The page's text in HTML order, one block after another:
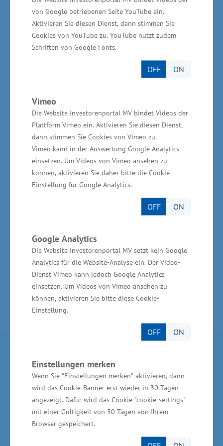
von Google betriebenen Seite YouTube ein.
Aktivieren Sie diesen Dienst, dann stimmen Sie
Cookies von YouTube zu. YouTube nutzt zudem
Schriften von Google Fonts.
OFF ON
Vimeo
Die Website Investorenportal MV bindet Videos der
Plattform Vimeo ein. Aktivieren Sie diesen Dienst,
dann stimmen Sie Cookies von Vimeo zu.
Vimeo kann in der Auswertung Google Analytics
einsetzen. Um Videos von Vimeo ansehen zu
können, aktivieren Sie daher bitte die Cookie-
Einstellung für Google Analytics.
OFF ON
Google Analytics
Die Website Investorenportal MV setzt kein Google
Analytics für die Website-Analyse ein. Der Video-
Dienst Vimeo kann jedoch Google Analytics
einsetzen. Um Videos von Vimeo ansehen zu
können, aktivieren Sie bitte diese Cookie-
Einstellung.
OFF ON
Einstellungen merken
Wenn Sie "Einstellungen merken" aktivieren, dann
wird das Cookie-Banner erst wieder in 30 Tagen
angezeigt. Dafür wird das Cookie "cookie-settings"
mit einer Gültigkeit von 30 Tagen von Ihrem
Browser gespeichert.
Produktions- und Aufarbeitungsflächen für die
industrielle Bioökonomie beinhalten. Die
industrielle Biotechnologie befasst sich mit der
Nutzung von biotechnologischen Methoden für
industrielle Produktionsverfahren.
Wirtschaftsministerium
unterstützt vor Ort
Die Gesamtinvestition für das Vorhaben beträgt
rund 30 Millionen Euro. Die Zusicherung des
Wirtschaftsministeriums für Greifswald beläuft
sich auf 18 Millionen Euro. Die Mittel stammen
aus der Gemeinschaftsaufgabe „Verbesserung
Baubeginn ist für dieses Jahr vorgesehen“, so
Glawe abschließend.
Ministerium für Wirtschaft, Infrastruktur,
Tourismus und Arbeit Mecklenburg-Vorpommern
Invest in MV - Wirtschaftsfördergesellschaft des
Landes MV